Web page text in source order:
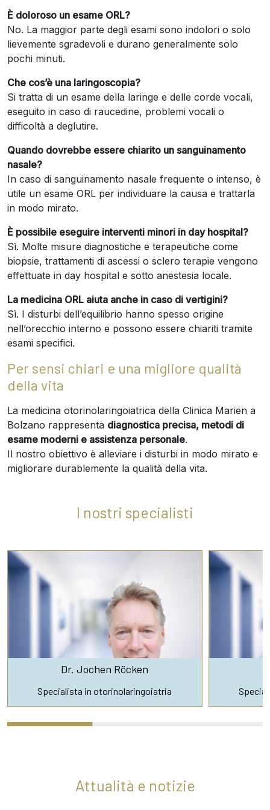
È doloroso un esame ORL?
No. La maggior parte degli esami sono indolori o solo
lievemente sgradevoli e durano generalmente solo
pochi minuti.
Che cos’è una laringoscopia?
Si tratta di un esame della laringe e delle corde vocali,
eseguito in caso di raucedine, problemi vocali o
difficoltà a deglutire.
Quando dovrebbe essere chiarito un sanguinamento
nasale?
In caso di sanguinamento nasale frequente o intenso, è
utile un esame ORL per individuare la causa e trattarla
in modo mirato.
È possibile eseguire interventi minori in day hospital?
Sì. Molte misure diagnostiche e terapeutiche come
biopsie, trattamenti di ascessi o sclero terapie vengono
effettuate in day hospital e sotto anestesia locale.
La medicina ORL aiuta anche in caso di vertigini?
Sì. I disturbi dell’equilibrio hanno spesso origine
nell’orecchio interno e possono essere chiariti tramite
esami specifici.
Per sensi chiari e una migliore qualità
della vita
La medicina otorinolaringoiatrica della Clinica Marien a
Bolzano rappresenta diagnostica precisa, metodi di
esame moderni e assistenza personale.
Il nostro obiettivo è alleviare i disturbi in modo mirato e
migliorare durablemente la qualità della vita.
I nostri specialisti
Dr. Jochen Röcken
Specialista in otorinolaringoiatria
Attualità e notizie